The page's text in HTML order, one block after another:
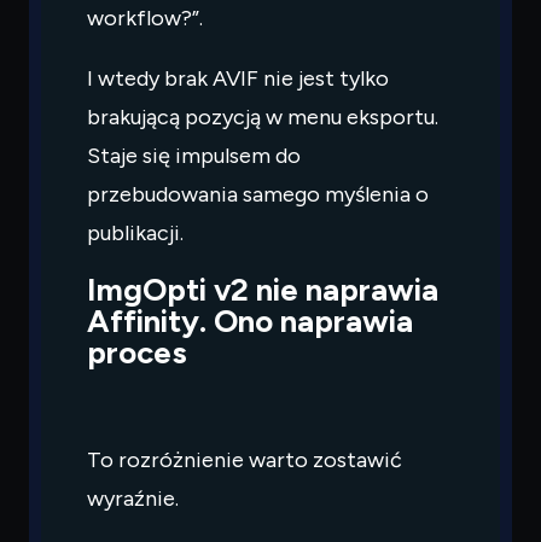
workflow?”.
I wtedy brak AVIF nie jest tylko
brakującą pozycją w menu eksportu.
Staje się impulsem do
przebudowania samego myślenia o
publikacji.
ImgOpti v2 nie naprawia
Affinity. Ono naprawia
proces
To rozróżnienie warto zostawić
wyraźnie.